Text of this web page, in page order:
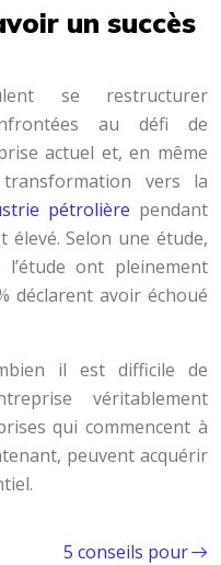
un succès
se restructurer
au défi de
actuel et, en même
vers la
pétrolière pendant
élevé. Selon une étude,
ont pleinement
déclarent avoir échoué
il est difficile de
véritablement
qui commencent à
peuvent acquérir
5 conseils pour